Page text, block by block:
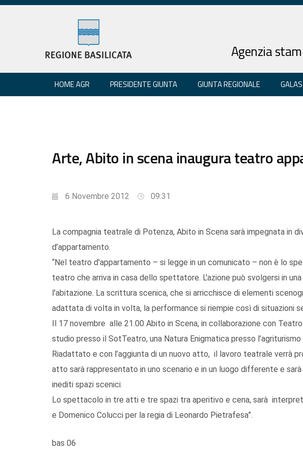
Agenzia
HOME AGR PRESIDENTE GIUNTA GIUNTA REGIONALE
Arte, Abito in scena inaugura teatro
6 Novembre 2012 09:31
La compagnia teatrale di Potenza, Abito in Scena sarà impegnata in
d’appartamento.
“Nel teatro d'appartamento – si legge in un comunicato – non è lo
teatro che arriva in casa dello spettatore. L'azione può svolgersi in
l'abitazione. La scrittura scenica, che si arricchisce di elementi
adattata di volta in volta, la performance si riempie così di situazioni
Il 17 novembre alle 21.00 Abito in Scena, in collaborazione con
studio presso il SotTeatro, una Natura Enigmatica presso l’agriturismo
Riadattato e con l’aggiunta di un nuovo atto, il lavoro teatrale verrà
atto sarà rappresentato in uno scenario e in un luogo differente e
inediti spazi scenici.
Lo spettacolo in tre atti e tre spazi tra aperitivo e cena, sarà
e Domenico Colucci per la regia di Leonardo Pietrafesa”.
bas 06